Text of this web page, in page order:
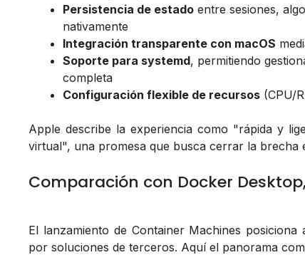
Persistencia de estado entre sesiones,
nativamente
Integración transparente con macOS
Soporte para systemd, permitiendo
completa
Configuración flexible de recursos (CPU/
Apple describe la experiencia como "rápida y
virtual", una promesa que busca cerrar la brecha
Comparación con Docker
El lanzamiento de Container Machines
por soluciones de terceros. Aquí el panorama